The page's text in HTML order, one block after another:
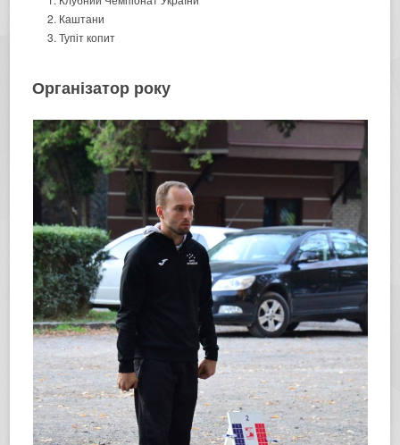
Каштани
Тупіт копит
Організатор року